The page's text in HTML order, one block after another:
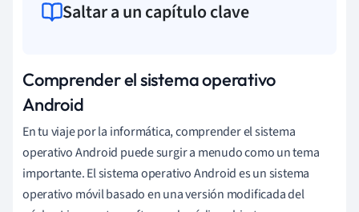
Saltar a un capítulo clave
Comprender el sistema operativo
Android
En tu viaje por la informática, comprender el sistema
operativo Android puede surgir a menudo como un tema
importante. El sistema operativo Android es un sistema
operativo móvil basado en una versión modificada del